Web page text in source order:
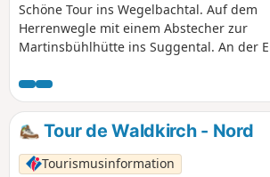
Schöne Tour ins Wegelbachtal. Auf dem
Herrenwegle mit einem Abstecher zur
Martinsbühlhütte ins Suggental. An der
Stadtrainsee entlang zurück zum
Tour de Waldkirch - Nord
Tourismusinformation